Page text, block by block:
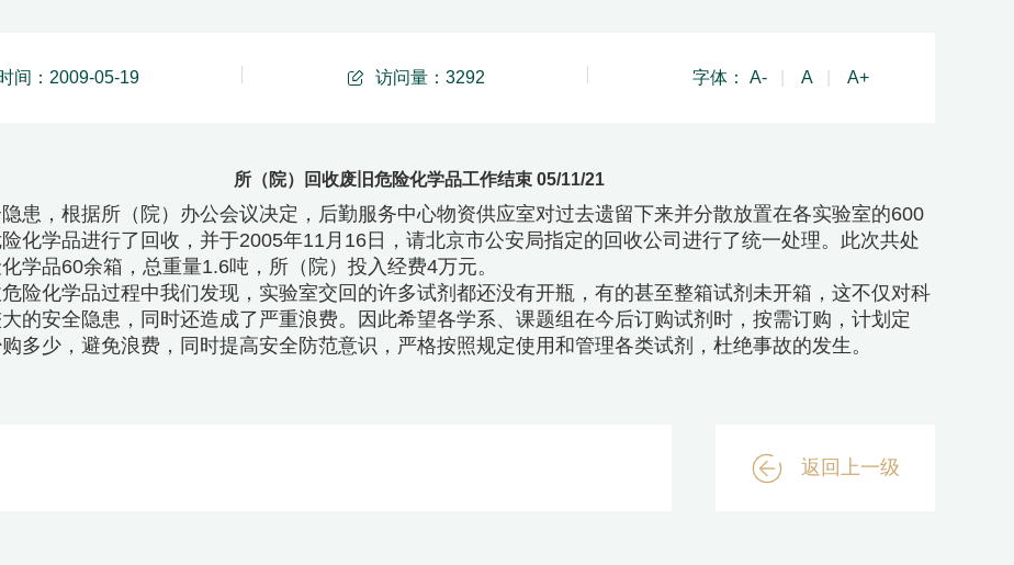
间：2009-05-19 访问量： 3292 字体： A- A A+
所（院）回收废旧危险化学品工作结束 05/11/21
患，根据所（院）办公会议决定，后勤服务中心物资供应室对过去遗留下来并分散放置在各实验室的600
化学品进行了回收，并于2005年11月16日，请北京市公安局指定的回收公司进行了统一处理。此次共处
学品60余箱，总重量1.6吨，所（院）投入经费4万元。
化学品过程中我们发现，实验室交回的许多试剂都还没有开瓶，有的甚至整箱试剂未开箱，这不仅对科
的安全隐患，同时还造成了严重浪费。因此希望各学系、课题组在今后订购试剂时，按需订购，计划定
多少，避免浪费，同时提高安全防范意识，严格按照规定使用和管理各类试剂，杜绝事故的发生。
返回上一级